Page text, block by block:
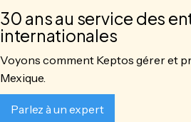
30 ans au service des
internationales
Voyons comment Keptos gérer et
Mexique.
Parlez à un expert